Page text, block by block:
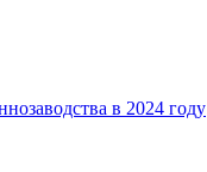
в 2024 году